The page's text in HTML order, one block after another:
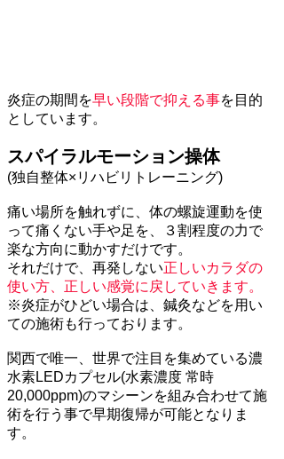
炎症の期間を早い段階で抑える事を目的
としています。
スパイラルモーション操体
(独自整体×リハビリトレーニング)
痛い場所を触れずに、体の螺旋運動を使
って痛くない手や足を、３割程度の力で
楽な方向に動かすだけです。
それだけで、再発しない正しいカラダの
使い方、正しい感覚に戻していきます。
※炎症がひどい場合は、鍼灸などを用い
ての施術も行っております。
関西で唯一、世界で注目を集めている濃
水素LEDカプセル(水素濃度 常時
20,000ppm)のマシーンを組み合わせて施
術を行う事で早期復帰が可能となりま
す。